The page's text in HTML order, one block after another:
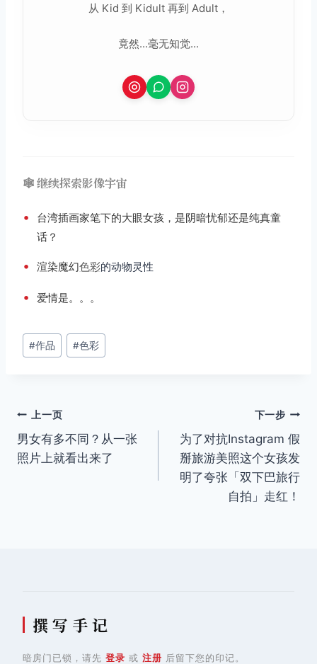
从 Kid 到 Kidult 再到 Adult，
竟然...毫无知觉...
🕸️ 继续探索影像宇宙
•
台湾插画家笔下的大眼女孩，是阴暗忧郁还是纯真童
话？
• 渲染魔幻色彩的动物灵性
• 爱情是。。。
文
章
#作品 #色彩
文
章
上一页
男女有多不同？从一张
照片上就看出来了
下一步
为了对抗Instagram 假
掰旅游美照这个女孩发
明了夸张「双下巴旅行
自拍」走红！
撰 写 手 记
暗房门已锁，请先 登录 或 注册 后留下您的印记。